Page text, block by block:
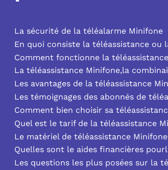
La sécurité de la téléalarme Minifone
En quoi consiste la téléassistance ou
Comment fonctionne la
La téléassistance Minifone,la
Les avantages de la téléassistance
Les témoignages des abonnés de
Comment bien choisir sa
Quel est le tarif de la téléassistance
Le matériel de téléassistance
Quelles sont le aides financières
Les questions les plus posées sur la